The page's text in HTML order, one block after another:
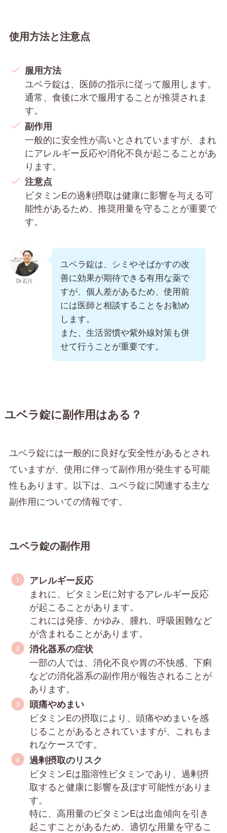
使用方法と注意点
服用方法
ユベラ錠は、医師の指示に従って服用します。
通常、食後に水で服用することが推奨されま
す。
副作用
一般的に安全性が高いとされていますが、まれ
にアレルギー反応や消化不良が起こることがあ
ります。
注意点
ビタミンEの過剰摂取は健康に影響を与える可
能性があるため、推奨用量を守ることが重要で
す。
Dr.石川
ユベラ錠は、シミやそばかすの改
善に効果が期待できる有用な薬で
すが、個人差があるため、使用前
には医師と相談することをお勧め
します。
また、生活習慣や紫外線対策も併
せて行うことが重要です。
ユベラ錠に副作用はある？
ユベラ錠には一般的に良好な安全性があるとされ
ていますが、使用に伴って副作用が発生する可能
性もあります。以下は、ユベラ錠に関連する主な
副作用についての情報です。
ユベラ錠の副作用
アレルギー反応
まれに、ビタミンEに対するアレルギー反応
が起こることがあります。
これには発疹、かゆみ、腫れ、呼吸困難など
が含まれることがあります。
消化器系の症状
一部の人では、消化不良や胃の不快感、下痢
などの消化器系の副作用が報告されることが
あります。
頭痛やめまい
ビタミンEの摂取により、頭痛やめまいを感
じることがあるとされていますが、これもま
れなケースです。
過剰摂取のリスク
ビタミンEは脂溶性ビタミンであり、過剰摂
取すると健康に影響を及ぼす可能性がありま
す。
特に、高用量のビタミンEは出血傾向を引き
起こすことがあるため、適切な用量を守るこ